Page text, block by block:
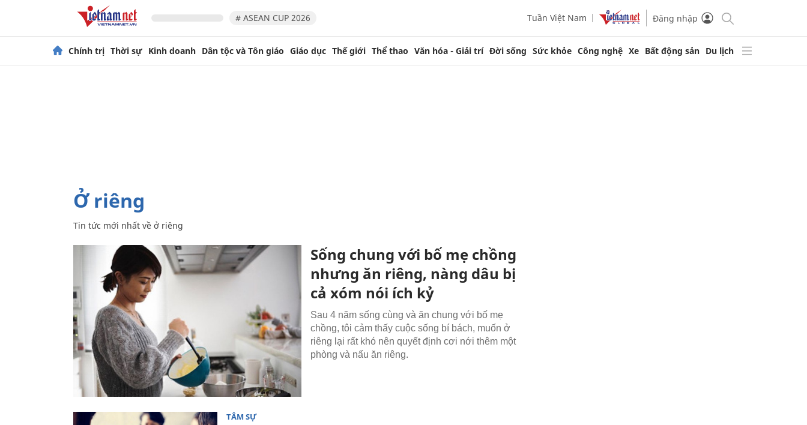
# ASEAN CUP 2026 Tuần Việt Nam Đăng nhập
Chính trị Thời sự Kinh doanh Dân tộc và Tôn giáo Giáo dục Thế giới Thể thao Văn hóa - Giải trí Đời sống Sức khỏe Công nghệ Xe Bất động sản Du lịch
ở riêng
Tin tức mới nhất về ở riêng
Sống chung với bố mẹ chồng
nhưng ăn riêng, nàng dâu bị
cả xóm nói ích kỷ
Sau 4 năm sống cùng và ăn chung với bố mẹ
chồng, tôi cảm thấy cuộc sống bí bách, muốn ở
riêng lại rất khó nên quyết định cơi nới thêm một
phòng và nấu ăn riêng.
TÂM SỰ